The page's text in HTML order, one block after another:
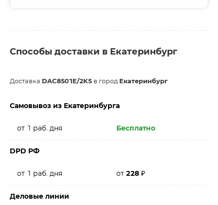
Способы доставки в Екатеринбург
Доставка DAC8501E/2K5 в город Екатеринбург
Самовывоз из Екатеринбурга
от 1 раб. дня Бесплатно
DPD РФ
от 1 раб. дня от 228 ₽
Деловые линии